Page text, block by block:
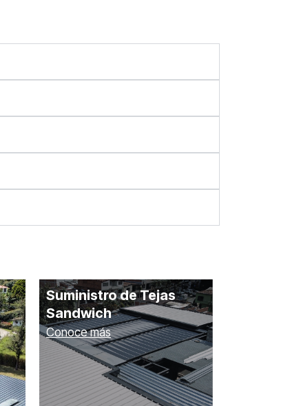
Suministro de Tejas
Sandwich
Conoce más